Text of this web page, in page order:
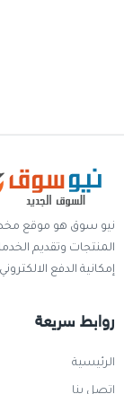
نيو سوق هو موقع
المنتجات وتقديم
إمكانية الدفع
روابط سريعة
الرئيسية
إتصل بنا